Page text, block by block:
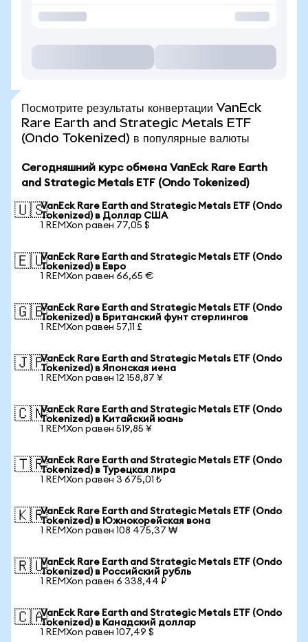
Посмотрите результаты конвертации VanEck
Rare Earth and Strategic Metals ETF
(Ondo Tokenized) в популярные валюты
Сегодняшний курс обмена VanEck Rare Earth
and Strategic Metals ETF (Ondo Tokenized)
🇺🇸VanEck Rare Earth and Strategic Metals ETF (Ondo
Tokenized) в Доллар США
1 REMXon равен 77,05 $
🇪🇺VanEck Rare Earth and Strategic Metals ETF (Ondo
Tokenized) в Евро
1 REMXon равен 66,65 €
🇬🇧VanEck Rare Earth and Strategic Metals ETF (Ondo
Tokenized) в Британский фунт стерлингов
1 REMXon равен 57,11 £
🇯🇵VanEck Rare Earth and Strategic Metals ETF (Ondo
Tokenized) в Японская иена
1 REMXon равен 12 158,87 ¥
🇨🇳VanEck Rare Earth and Strategic Metals ETF (Ondo
Tokenized) в Китайский юань
1 REMXon равен 519,85 ¥
🇹🇷VanEck Rare Earth and Strategic Metals ETF (Ondo
Tokenized) в Турецкая лира
1 REMXon равен 3 675,01 ₺
🇰🇷VanEck Rare Earth and Strategic Metals ETF (Ondo
Tokenized) в Южнокорейская вона
1 REMXon равен 108 475,37 ₩
🇷🇺VanEck Rare Earth and Strategic Metals ETF (Ondo
Tokenized) в Российский рубль
1 REMXon равен 6 338,44 ₽
🇨🇦VanEck Rare Earth and Strategic Metals ETF (Ondo
Tokenized) в Канадский доллар
1 REMXon равен 107,49 $